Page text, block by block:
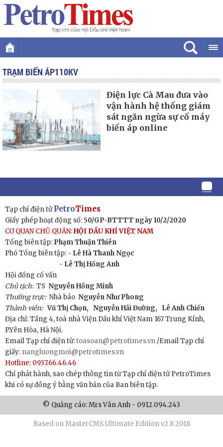
TRẠM BIẾN ÁP110KV
Điện lực Cà Mau đưa vào
vận hành hệ thống giám
sát ngăn ngừa sự cố máy
biến áp online
Tạp chí điện tửPetroTimes
Giấy phép hoạt động số: 50/GP-BTTTT ngày 10/2/2020
CƠ QUAN CHỦ QUẢN:HỘI DẦU KHÍ VIỆT NAM
Tổng biên tập: Phạm Thuận Thiên
Phó Tổng biên tập: - Lê Hà Thanh Ngọc
- Lê Thị Hồng Anh
Hội đồng cố vấn
Chủ tịch:TS Nguyễn Hồng Minh
Thường trực: Nhà báo Nguyễn Như Phong
Thành viên: Vũ Thị Chọn, Nguyễn Hải Đường,
Lê Anh Chiến
Địa chỉ: Tầng 4, toà nhà Viện Dầu khí Việt Nam 167 Trung Kính,
P.Yên Hòa, Hà Nội.
Email Tạp chí điện tử:toasoan@petrotimes.vn /Email Tạp chí
giấy: nangluongmoi@petrotimes.vn
Hotline: 0937.66.46.46
Chỉ phát hành, sao chép thông tin từ Tạp chí điện tử PetroTimes
khi có sự đồng ý bằng văn bản của Ban biên tập.
© Quảng cáo: Mrs Vân Anh - 0912.094.243
Based on MasterCMS Ultimate Edition v2.8 2018